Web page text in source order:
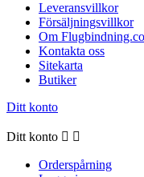
Leveransvillkor
Försäljningsvillkor
Om
Kontakta oss
Sitekarta
Butiker
Ditt konto
Ditt konto  
Orderspårning